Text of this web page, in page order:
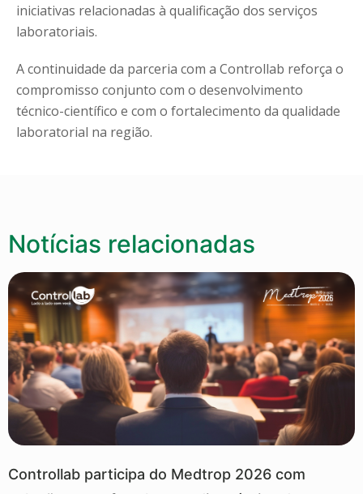
iniciativas relacionadas à qualificação dos serviços
laboratoriais.
A continuidade da parceria com a Controllab reforça o
compromisso conjunto com o desenvolvimento
técnico-científico e com o fortalecimento da qualidade
laboratorial na região.
Notícias relacionadas
Controllab participa do Medtrop 2026 com